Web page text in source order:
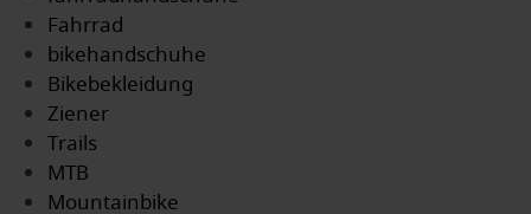
Fahrrad
bikehandschuhe
Bikebekleidung
Ziener
Trails
MTB
Mountainbike